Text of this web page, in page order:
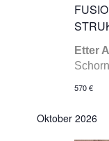
Etter
570 €
Oktober 2026